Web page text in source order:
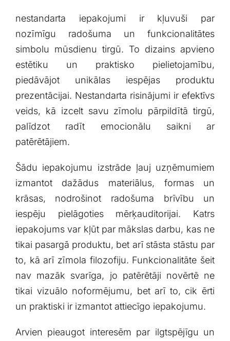
nestandarta iepakojumi ir kļuvuši par
nozīmīgu⁤ radošuma un funkcionalitātes
simbolu mūsdienu tirgū. To dizains apvieno
estētiku un praktisko pielietojamību,
piedāvājot unikālas iespējas produktu
prezentācijai. ‌Nestandarta risinājumi ir efektīvs
veids,‌ kā izcelt savu zīmolu pārpildītā tirgū,
palīdzot⁣ radīt emocionālu saikni ar
patērētājiem.
Šādu iepakojumu ‌izstrāde ļauj uzņēmumiem
izmantot ‍dažādus⁢ materiālus, formas un
krāsas,⁢ nodrošinot radošuma brīvību un
iespēju pielāgoties mērķauditorijai. Katrs
iepakojums var kļūt par mākslas darbu, kas ne
tikai pasargā produktu,⁤ bet arī stāsta stāstu par
to, kā arī zīmola filozofiju. Funkcionalitāte šeit⁢
nav mazāk svarīga, jo ​patērētāji novērtē ne
tikai vizuālo noformējumu, bet arī to, cik ērti
un praktiski ir izmantot ⁣attiecīgo⁢ iepakojumu.
Arvien pieaugot interesēm⁣ par ilgtspējīgu un